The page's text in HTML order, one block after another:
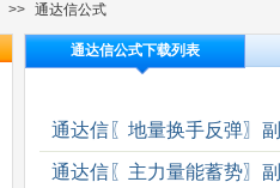
>> 通达信公式
通达信公式下载列表
通达信〖地量换手反弹〗
通达信〖主力量能蓄势〗